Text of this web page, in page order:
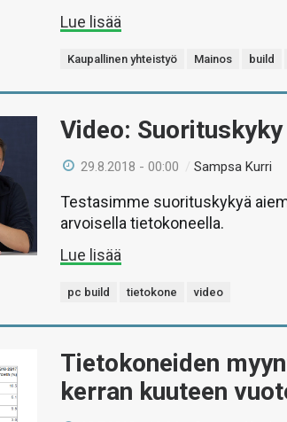
Lue lisää
Kaupallinen yhteistyö Mainos build
Video:
29.8.2018 - 00:00 /Sampsa Kurri
Testasimme suorituskykyä
arvoisella tietokoneella.
Lue lisää
pc build tietokone video
Tietokoneiden
kerran kuuteen